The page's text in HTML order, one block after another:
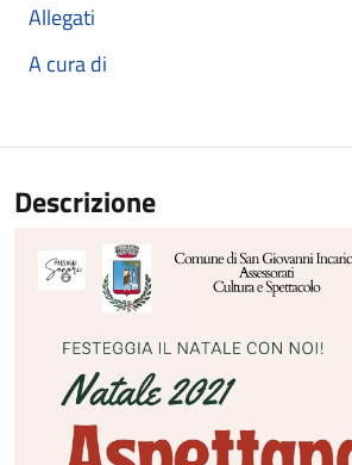
Allegati
A cura di
Descrizione